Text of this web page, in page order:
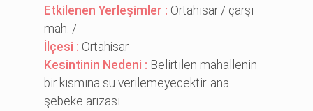
Etkilenen Yerleşimler : Ortahi̇sar / çarşı
mah. /
İlçesi : Ortahisar
Kesintinin Nedeni : Beli̇rti̇len mahalleni̇n
bi̇r kısmına su veri̇lemeyecekti̇r. ana
şebeke arızası